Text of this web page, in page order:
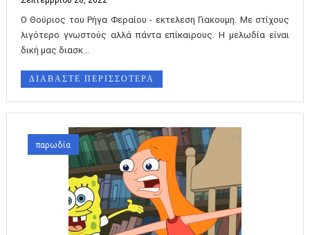
Ο Θούριος του Ρήγα Φεραίου - εκτελεση Γιακουμη. Με στίχους
λιγότερο γνωστούς αλλά πάντα επίκαιρους. Η μελωδία είναι
δική μας διασκ...
ΔΙΑΒΑΣΤΕ ΠΕΡΙΣΣΟΤΕΡΑ
παρωδία